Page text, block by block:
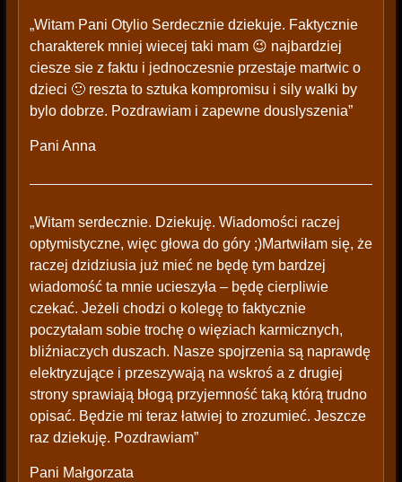
„Witam Pani Otylio Serdecznie dziekuje. Faktycznie
charakterek mniej wiecej taki mam 😉 najbardziej
ciesze sie z faktu i jednoczesnie przestaje martwic o
dzieci 🙂 reszta to sztuka kompromisu i sily walki by
bylo dobrze. Pozdrawiam i zapewne douslyszenia”
Pani Anna
„Witam serdecznie. Dziekuję. Wiadomości raczej
optymistyczne, więc głowa do góry ;)Martwiłam się, że
raczej dzidziusia już mieć ne będę tym bardzej
wiadomość ta mnie ucieszyła – będę cierpliwie
czekać. Jeżeli chodzi o kolegę to faktycznie
poczytałam sobie trochę o więziach karmicznych,
bliźniaczych duszach. Nasze spojrzenia są naprawdę
elektryzujące i przeszywają na wskroś a z drugiej
strony sprawiają błogą przyjemność taką którą trudno
opisać. Będzie mi teraz łatwiej to zrozumieć. Jeszcze
raz dziekuję. Pozdrawiam”
Pani Małgorzata